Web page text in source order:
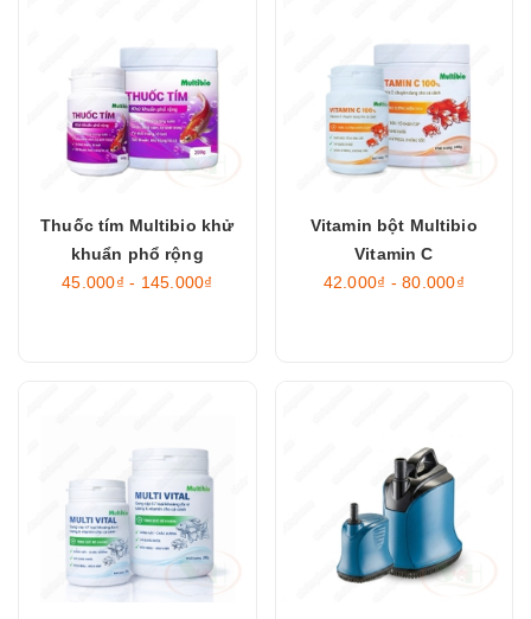
Thuốc tím Multibio khử
khuẩn phổ rộng
45.000₫ - 145.000₫
Vitamin bột Multibio
Vitamin C
42.000₫ - 80.000₫